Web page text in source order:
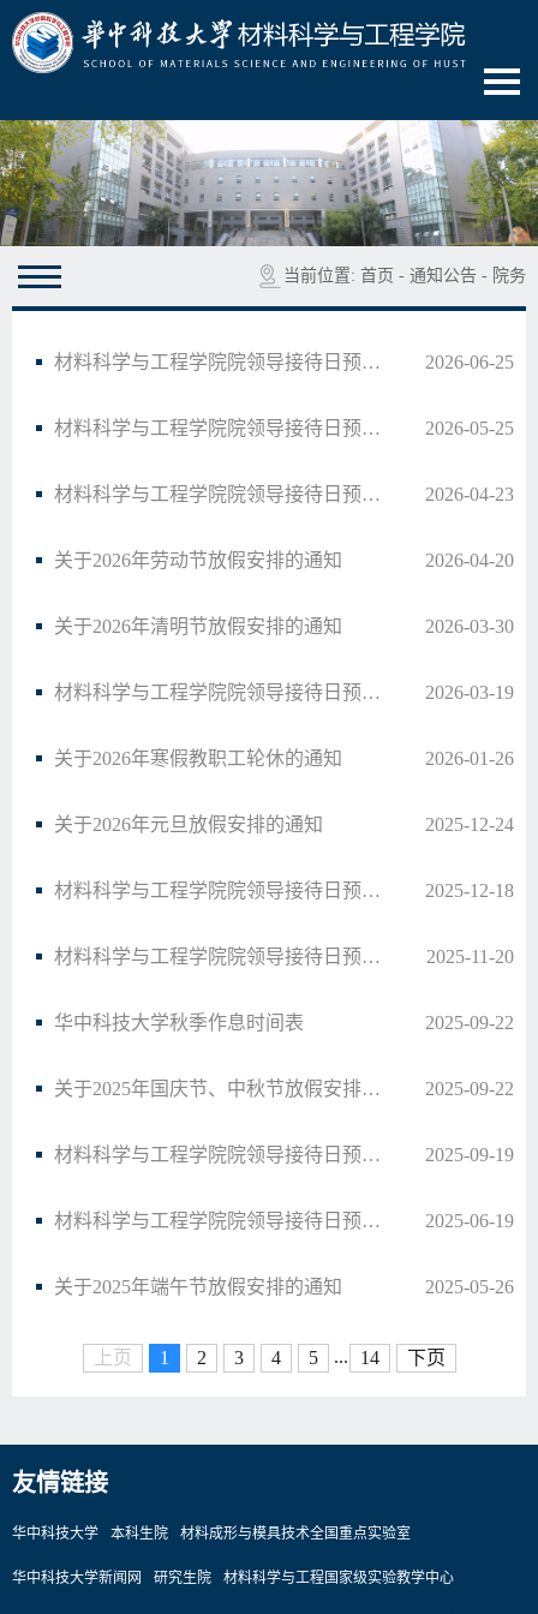
当前位置: 首页 - 通知公告 - 院务
材料科学与工程学院院领导接待日预告（40） 2026-06-25
材料科学与工程学院院领导接待日预告（39） 2026-05-25
材料科学与工程学院院领导接待日预告（38） 2026-04-23
关于2026年劳动节放假安排的通知 2026-04-20
关于2026年清明节放假安排的通知 2026-03-30
材料科学与工程学院院领导接待日预告（37） 2026-03-19
关于2026年寒假教职工轮休的通知 2026-01-26
关于2026年元旦放假安排的通知 2025-12-24
材料科学与工程学院院领导接待日预告（36） 2025-12-18
材料科学与工程学院院领导接待日预告（35） 2025-11-20
华中科技大学秋季作息时间表 2025-09-22
关于2025年国庆节、中秋节放假安排的通知 2025-09-22
材料科学与工程学院院领导接待日预告（33） 2025-09-19
材料科学与工程学院院领导接待日预告（32） 2025-06-19
关于2025年端午节放假安排的通知 2025-05-26
上页 1 2 3 4 5 ... 14 下页
友情链接
华中科技大学 本科生院 材料成形与模具技术全国重点实验室
华中科技大学新闻网 研究生院 材料科学与工程国家级实验教学中心